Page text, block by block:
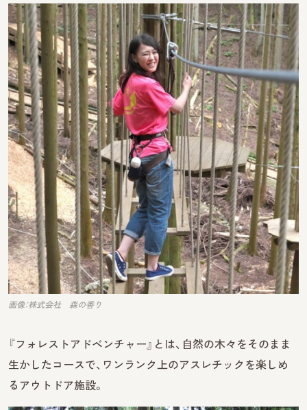
画像：株式会社 森の香り
『フォレストアドベンチャー』とは、自然の木々をそのまま
生かしたコースで、ワンランク上のアスレチックを楽しめ
るアウトドア施設。